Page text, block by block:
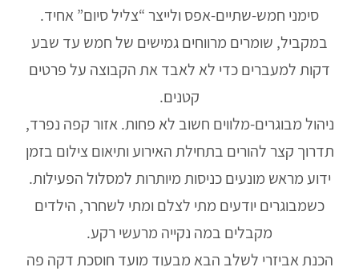
סימני חמש-שתיים-אפס ולייצר “צליל סיום” אחיד.
במקביל, שומרים מרווחים גמישים של חמש עד שבע
דקות למעברים כדי לא לאבד את הקבוצה על פרטים
קטנים.
ניהול מבוגרים-מלווים חשוב לא פחות. אזור קפה נפרד,
תדרוך קצר להורים בתחילת האירוע ותיאום צילום בזמן
ידוע מראש מונעים כניסות מיותרות למסלול הפעילות.
כשמבוגרים יודעים מתי לצלם ומתי לשחרר, הילדים
מקבלים במה נקייה מרעשי רקע.
הכנת אביזרי לשלב הבא מבעוד מועד חוסכת דקה פה